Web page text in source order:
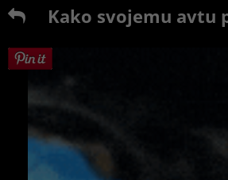
Kako svojemu avtu